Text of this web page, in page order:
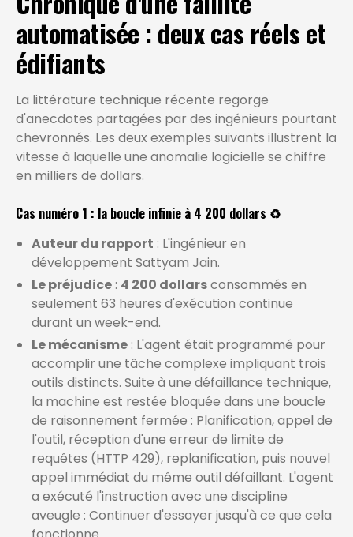
automatisée : deux cas réels et
édifiants
La littérature technique récente regorge
d'anecdotes partagées par des ingénieurs pourtant
chevronnés. Les deux exemples suivants illustrent la
vitesse à laquelle une anomalie logicielle se chiffre
en milliers de dollars.
Cas numéro 1 : la boucle infinie à 4 200 dollars ♻️
Auteur du rapport : L'ingénieur en
développement Sattyam Jain.
Le préjudice : 4 200 dollarsconsommés en
seulement 63 heures d'exécution continue
durant un week-end.
Le mécanisme : L'agent était programmé pour
accomplir une tâche complexe impliquant trois
outils distincts. Suite à une défaillance technique,
la machine est restée bloquée dans une boucle
de raisonnement fermée : Planification, appel de
l'outil, réception d'une erreur de limite de
requêtes (HTTP 429), replanification, puis nouvel
appel immédiat du même outil défaillant. L'agent
a exécuté l'instruction avec une discipline
aveugle : Continuer d'essayer jusqu'à ce que cela